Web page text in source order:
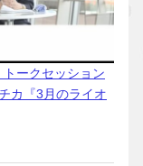
ークセッション
カ『3月のライオ